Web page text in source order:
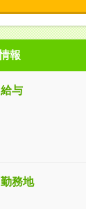
報
給与
勤務地